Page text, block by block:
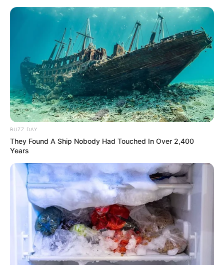
(foto: instagram/rain_oppa)
BUZZ DAY
They Found A Ship Nobody Had Touched In Over 2,400
Years